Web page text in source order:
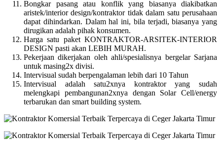
Bongkar pasang atau konflik yang biasanya diakibatkan
aristek/interior design/kontraktor tidak dalam satu perusahaan
dapat dihindarkan. Dalam hal ini, bila terjadi, biasanya yang
dirugikan adalah pihak konsumen.
Harga satu paket KONTRAKTOR-ARSITEK-INTERIOR
DESIGN pasti akan LEBIH MURAH.
Pekerjaan dikerjakan oleh ahli/spesialisnya bergelar Sarjana
untuk masing2x divisi.
Intervisual sudah berpengalaman lebih dari 10 Tahun
Intervisual adalah satu2xnya kontraktor yang sudah
melengkapi pembangunan2xnya dengan Solar Cell/energy
terbarukan dan smart building system.